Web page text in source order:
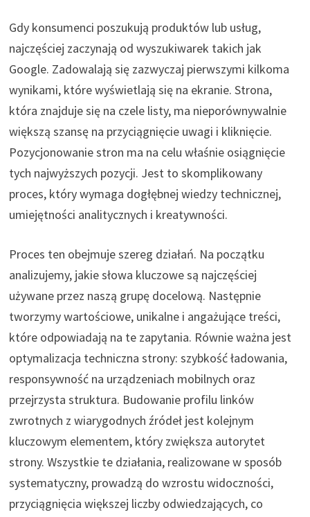
Gdy konsumenci poszukują produktów lub usług,
najczęściej zaczynają od wyszukiwarek takich jak
Google. Zadowalają się zazwyczaj pierwszymi kilkoma
wynikami, które wyświetlają się na ekranie. Strona,
która znajduje się na czele listy, ma nieporównywalnie
większą szansę na przyciągnięcie uwagi i kliknięcie.
Pozycjonowanie stron ma na celu właśnie osiągnięcie
tych najwyższych pozycji. Jest to skomplikowany
proces, który wymaga dogłębnej wiedzy technicznej,
umiejętności analitycznych i kreatywności.
Proces ten obejmuje szereg działań. Na początku
analizujemy, jakie słowa kluczowe są najczęściej
używane przez naszą grupę docelową. Następnie
tworzymy wartościowe, unikalne i angażujące treści,
które odpowiadają na te zapytania. Równie ważna jest
optymalizacja techniczna strony: szybkość ładowania,
responsywność na urządzeniach mobilnych oraz
przejrzysta struktura. Budowanie profilu linków
zwrotnych z wiarygodnych źródeł jest kolejnym
kluczowym elementem, który zwiększa autorytet
strony. Wszystkie te działania, realizowane w sposób
systematyczny, prowadzą do wzrostu widoczności,
przyciągnięcia większej liczby odwiedzających, co